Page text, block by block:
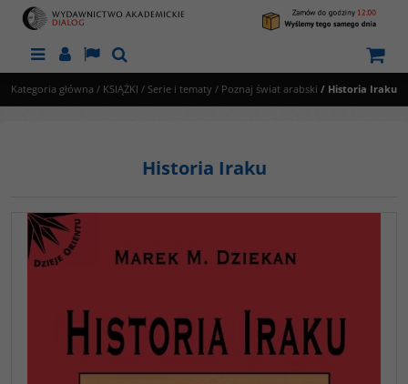
MenuPanelLangSzukaj
Kategoria główna / KSIĄŻKI / Serie i tematy / Poznaj świat arabski / Historia Iraku
Historia Iraku